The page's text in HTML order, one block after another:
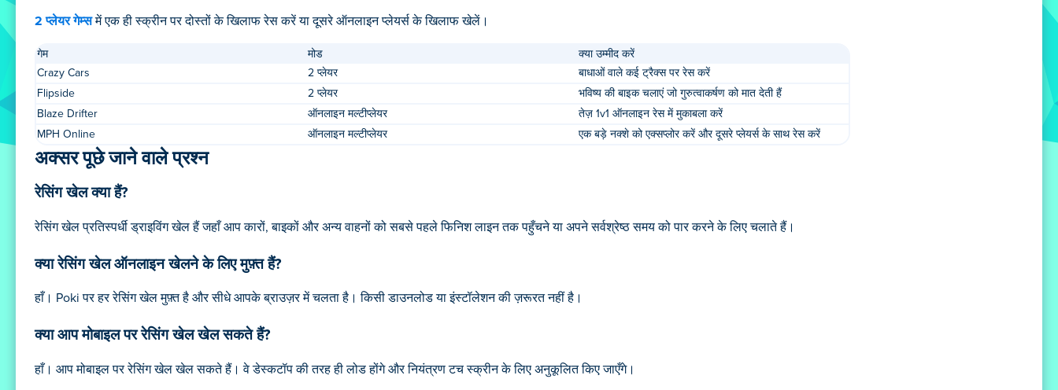
2 प्लेयर गेम्समें एक ही स्क्रीन पर दोस्तों के खिलाफ रेस करें या दूसरे ऑनलाइन प्लेयर्स के खिलाफ खेलें।
गेम मोड
क्या उम्मीद करें
Crazy Cars
2 प्लेयर
बाधाओं वाले कई ट्रैक्स पर रेस करें
Flipside
2 प्लेयर
भविष्य की बाइक चलाएं जो गुरुत्वाकर्षण को मात देती हैं
Blaze Drifter
ऑनलाइन मल्टीप्लेयर
तेज़ 1v1 ऑनलाइन रेस में मुकाबला करें
MPH Online
ऑनलाइन मल्टीप्लेयर एक बड़े नक्शे को एक्सप्लोर करें और दूसरे प्लेयर्स के साथ रेस करें
अक्सर पूछे जाने वाले प्रश्न
रेसिंग खेल क्या हैं?
रेसिंग खेल प्रतिस्पर्धी ड्राइविंग खेल हैं जहाँ आप कारों, बाइकों और अन्य वाहनों को सबसे पहले फिनिश लाइन तक पहुँचने या अपने सर्वश्रेष्ठ समय को पार करने के लिए चलाते हैं।
क्या रेसिंग खेल ऑनलाइन खेलने के लिए मुफ़्त हैं?
हाँ। Poki पर हर रेसिंग खेल मुफ़्त है और सीधे आपके ब्राउज़र में चलता है। किसी डाउनलोड या इंस्टॉलेशन की ज़रूरत नहीं है।
क्या आप मोबाइल पर रेसिंग खेल खेल सकते हैं?
हाँ। आप मोबाइल पर रेसिंग खेल खेल सकते हैं। वे डेस्कटॉप की तरह ही लोड होंगे और नियंत्रण टच स्क्रीन के लिए अनुकूलित किए जाएँगे।